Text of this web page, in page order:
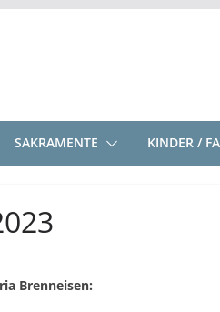
SAKRAMENTE KINDER /
Brenneisen: